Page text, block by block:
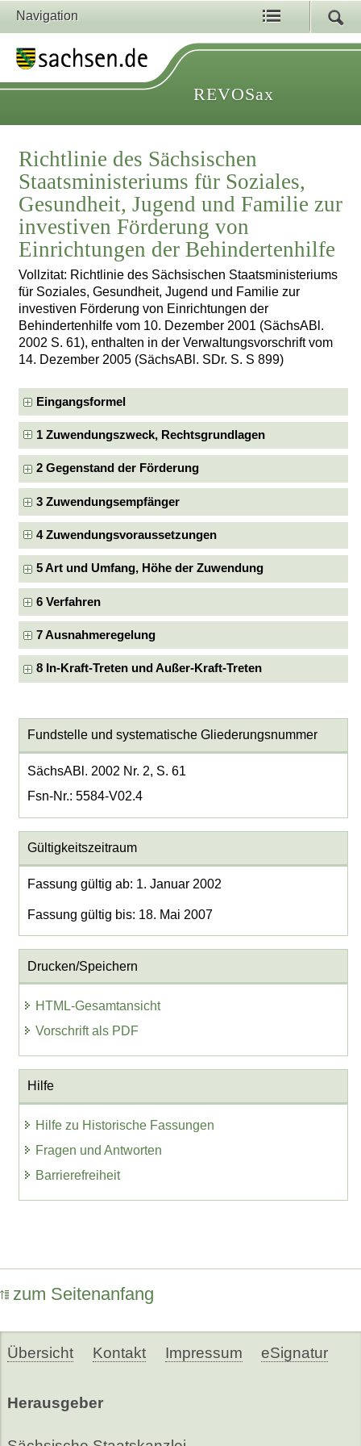
Navigation
REVOSax
Richtlinie des Sächsischen
Staatsministeriums für Soziales,
Gesundheit, Jugend und Familie zur
investiven Förderung von
Einrichtungen der Behindertenhilfe
Vollzitat: Richtlinie des Sächsischen Staatsministeriums
für Soziales, Gesundheit, Jugend und Familie zur
investiven Förderung von Einrichtungen der
Behindertenhilfe vom 10. Dezember 2001 (SächsABl.
2002 S. 61), enthalten in der Verwaltungsvorschrift vom
14. Dezember 2005 (SächsABl. SDr. S. S 899)
Eingangsformel
1 Zuwendungszweck, Rechtsgrundlagen
2 Gegenstand der Förderung
3 Zuwendungsempfänger
4 Zuwendungsvoraussetzungen
5 Art und Umfang, Höhe der Zuwendung
6 Verfahren
7 Ausnahmeregelung
8 In-Kraft-Treten und Außer-Kraft-Treten
Fundstelle und systematische Gliederungsnummer
SächsABl. 2002 Nr. 2, S. 61
Fsn-Nr.: 5584-V02.4
Gültigkeitszeitraum
Fassung gültig ab: 1. Januar 2002
Fassung gültig bis: 18. Mai 2007
Drucken/Speichern
HTML-Gesamtansicht
Vorschrift als PDF
Hilfe
Hilfe zu Historische Fassungen
Fragen und Antworten
Barrierefreiheit
zum Seitenanfang
Übersicht Kontakt Impressum eSignatur
Herausgeber